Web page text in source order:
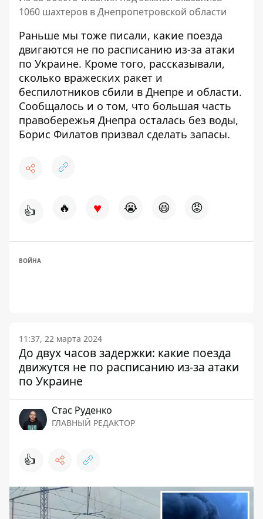
1060 шахтеров в Днепропетровской области
Раньше мы тоже писали, какие поезда
двигаются не по расписанию из-за атаки
по Украине. Кроме того, рассказывали,
сколько вражеских ракет и
беспилотников сбили в Днепре и области.
Сообщалось и о том, что большая часть
правобережья Днепра осталась без воды,
Борис Филатов призвал сделать запасы.
👍 🔥 ♥ 😭 😆 😡
ВОЙНА
11:37, 22 марта 2024
До двух часов задержки: какие поезда
движутся не по расписанию из-за атаки
по Украине
Стаc Руденко
ГЛАВНЫЙ РЕДАКТОР
👍